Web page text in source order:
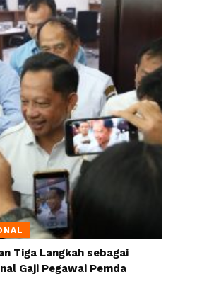
Tiga Langkah sebagai
Gaji Pegawai Pemda